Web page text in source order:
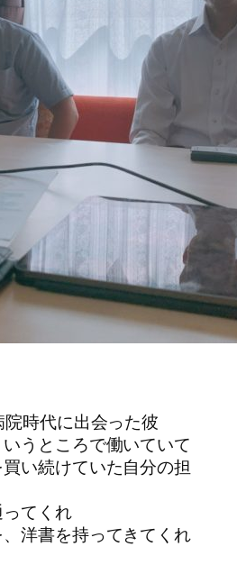
時代に出会った彼
うところで働いていて
い続けていた自分の担
てくれ
洋書を持ってきてくれ